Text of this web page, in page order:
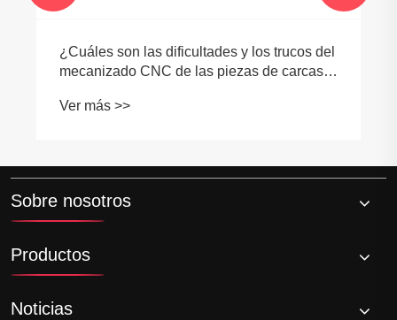
¿Cuáles son las dificultades y los trucos del
mecanizado CNC de las piezas de carcasa
Ver más >>
Sobre nosotros
Productos
Noticias